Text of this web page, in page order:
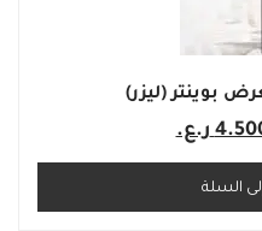
بوينتر (ليزر)
ر.ع.
السلة